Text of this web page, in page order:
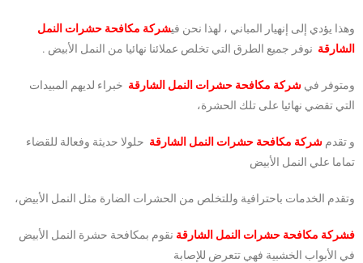
وهذا يؤدي إلى إنهيار المباني ، لهذا نحن فيشركة مكافحة حشرات النمل
الشارقة نوفر جميع الطرق التي تخلص عملائنا نهائيا من النمل الأبيض .
ومتوفر في شركة مكافحة حشرات النمل الشارقة خبراء لديهم المبيدات
التي تقضي نهائيا على تلك الحشرة،
و تقدم شركة مكافحة حشرات النمل الشارقة حلولا حديثة وفعالة للقضاء
تماما علي النمل الأبيض
وتقدم الخدمات باحترافية وللتخلص من الحشرات الضارة مثل النمل الأبيض،
فشركة مكافحة حشرات النمل الشارقة نقوم بمكافحة حشرة النمل الأبيض
في الأبواب الخشبية فهي تتعرض للإصابة